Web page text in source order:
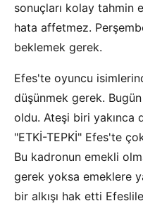
sonuçları kolay tahmin
hata affetmez.
beklemek gerek.
Efes'te oyuncu
düşünmek gerek.
oldu. Ateşi biri yakınca
"ETKİ-TEPKİ" Efes'te
Bu kadronun emekli
gerek yoksa emeklere
bir alkışı hak etti